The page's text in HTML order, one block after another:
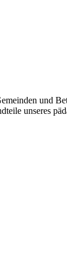
und
unseres